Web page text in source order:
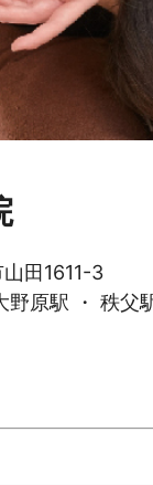
田1611-3
野原駅 ・ 秩父